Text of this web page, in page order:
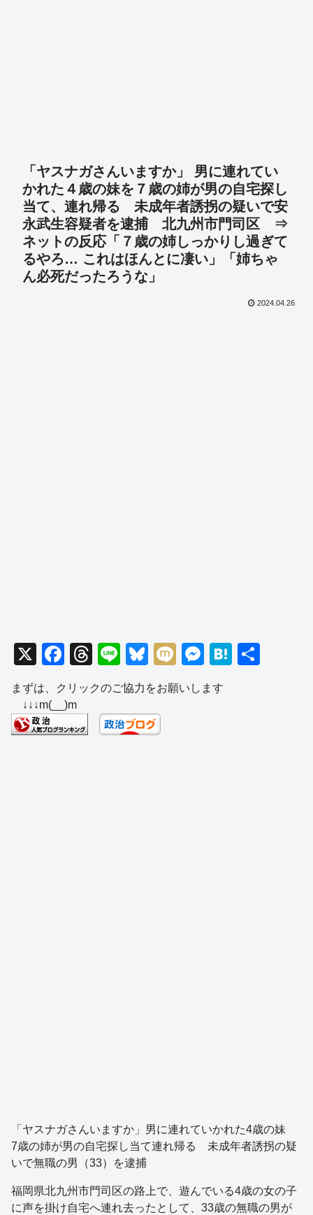
「ヤスナガさんいますか」 男に連れてい
かれた４歳の妹を７歳の姉が男の自宅探し
当て、連れ帰る 未成年者誘拐の疑いで安
永武生容疑者を逮捕 北九州市門司区 ⇒
ネットの反応「７歳の姉しっかりし過ぎて
るやろ… これはほんとに凄い」「姉ちゃ
ん必死だったろうな」
2024.04.26
X
F
a
c
e
b
T
hr
e
a
d
Li
n
e
Bl
u
e
sk
y
M
ixi
M
e
ss
H
まずは、クリックのご協力をお願いします
↓↓↓m(__)m
「ヤスナガさんいますか」男に連れていかれた4歳の妹
7歳の姉が男の自宅探し当て連れ帰る 未成年者誘拐の疑
いで無職の男（33）を逮捕
福岡県北九州市門司区の路上で、遊んでいる4歳の女の子
に声を掛け自宅へ連れ去ったとして、33歳の無職の男が